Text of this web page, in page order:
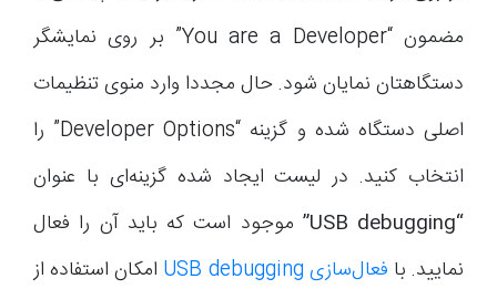
مضمون “You are a Developer” بر روی نمایشگر
دستگاهتان نمایان شود. حال مجددا وارد منوی تنظیمات
اصلی دستگاه شده و گزینه “Developer Options” را
انتخاب کنید. در لیست ایجاد شده گزینه‌ای با عنوان
“USB debugging”
موجود است که باید آن را فعال
نمایید. با فعال‌سازی USB debugging
امکان استفاده از